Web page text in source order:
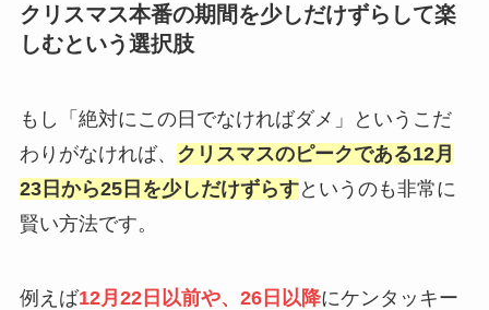
クリスマス本番の期間を少しだけずらして楽
しむという選択肢
もし「絶対にこの日でなければダメ」というこだ
わりがなければ、 クリスマスのピークである12月
23日から25日を少しだけずらすというのも非常に
賢い方法です。
例えば12月22日以前や、26日以降にケンタッキー